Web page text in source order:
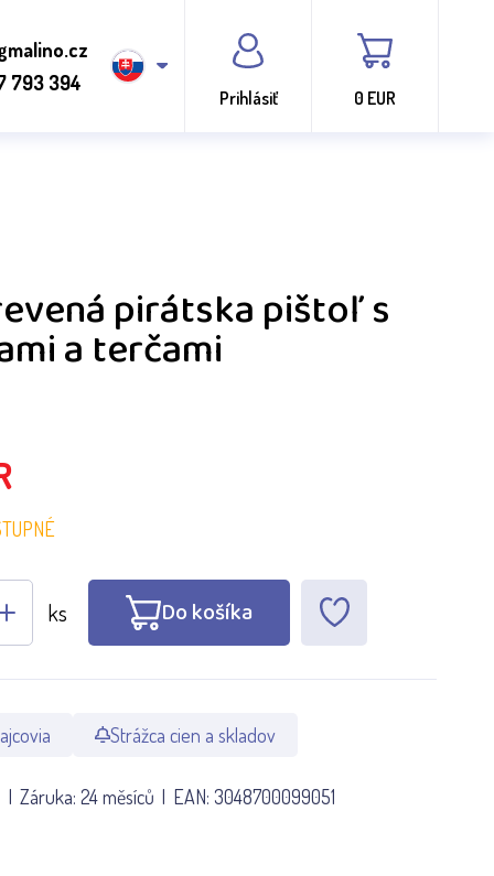
793 394
Prihlásiť 0 EUR
pirátska pištoľ s
a terčami
ks Do košíka
Strážca cien a skladov
Záruka: 24 měsíců EAN: 3048700099051